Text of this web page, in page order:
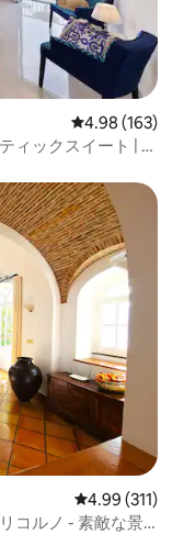
レビュー163
4.98 (163)
ィックスイート | シ
レビュー311
4.99 (311)
コルノ - 素敵な景